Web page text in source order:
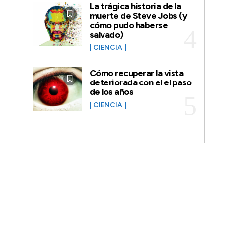
La trágica historia de la
muerte de Steve Jobs (y
cómo pudo haberse
salvado)
CIENCIA
Cómo recuperar la vista
deteriorada con el el paso
de los años
CIENCIA